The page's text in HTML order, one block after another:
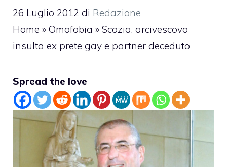
26 Luglio 2012 di Redazione
Home » Omofobia » Scozia, arcivescovo
insulta ex prete gay e partner deceduto
Spread the love